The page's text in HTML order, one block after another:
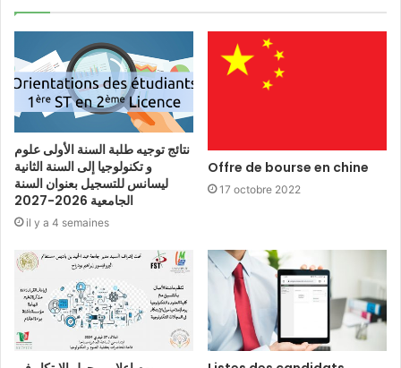
نتائج توجيه طلبة السنة الأولى علوم
و تكنولوجيا إلى السنة الثانية
ليسانس للتسجيل بعنوان السنة
الجامعية 2026-2027
il y a 4 semaines
Offre de bourse en chine
17 octobre 2022